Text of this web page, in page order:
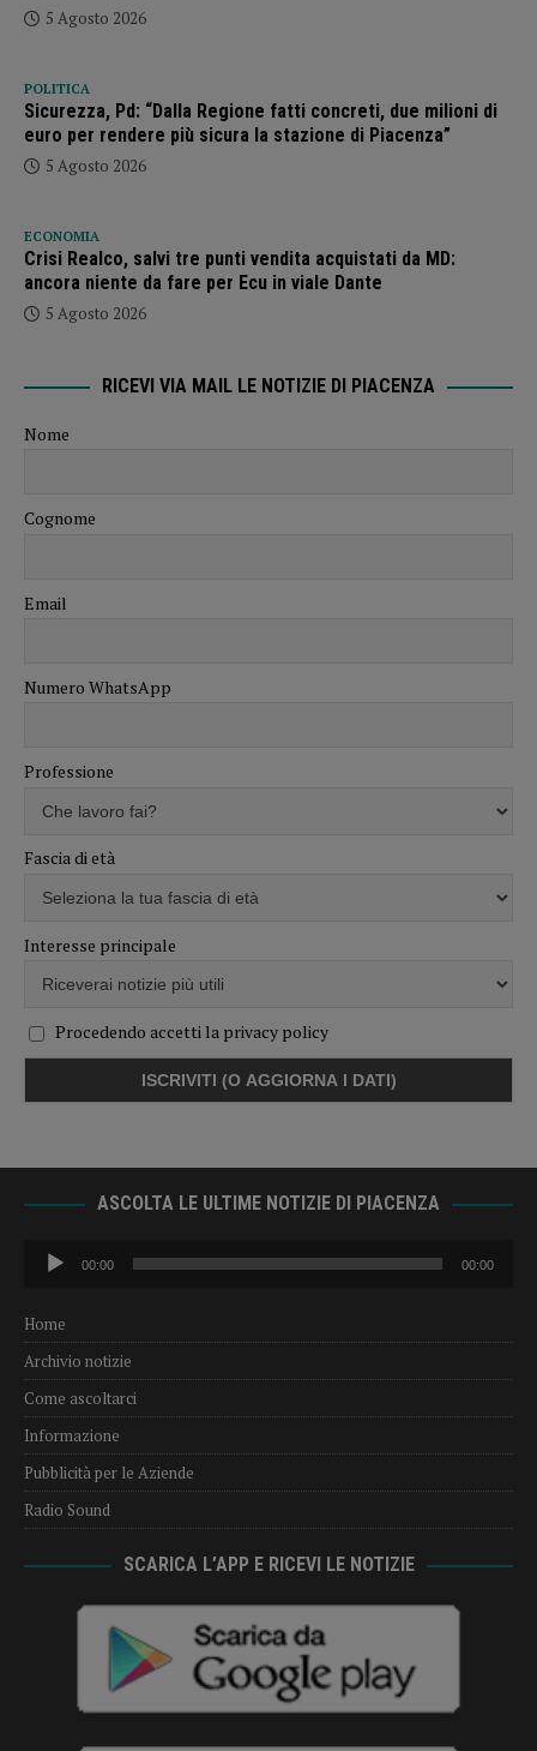
5 Agosto 2026
POLITICA
Sicurezza, Pd: “Dalla Regione fatti concreti, due milioni di
euro per rendere più sicura la stazione di Piacenza”
5 Agosto 2026
ECONOMIA
Crisi Realco, salvi tre punti vendita acquistati da MD:
ancora niente da fare per Ecu in viale Dante
5 Agosto 2026
RICEVI VIA MAIL LE NOTIZIE DI PIACENZA
Nome
Cognome
Email
Numero WhatsApp
Professione
Fascia di età
Interesse principale
Procedendo accetti la privacy policy
ASCOLTA LE ULTIME NOTIZIE DI PIACENZA
Audio
Player
00:00 00:00
Home
Archivio notizie
Come ascoltarci
Informazione
Pubblicità per le Aziende
Radio Sound
SCARICA L’APP E RICEVI LE NOTIZIE